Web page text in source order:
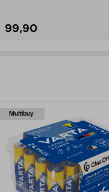
99,90
Multibuy